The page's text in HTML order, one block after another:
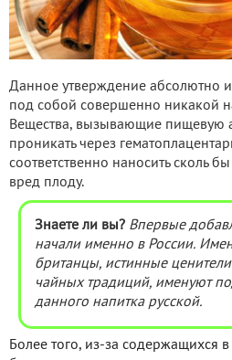
Данное утверждение абсолютно
под собой совершенно никакой
Вещества, вызывающие пищевую
проникать через
соответственно наносить сколь
вред плоду.
Знаете ли вы? Впервые
начали именно в России.
британцы, истинные
чайных традиций, именуют
данного напитка русской.
Более того, из-за содержащихся